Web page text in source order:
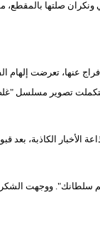
ونكران صلتها
عنها، تعرضت
تصوير مسلسل
الكاذبة، بعد
سلطانك". ووجهت الشكر